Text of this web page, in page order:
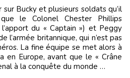
Bucky et plusieurs soldats qu’il
le Colonel Chester Phillips
du « Captain ») et Peggy
l’armée britannique, qui n’est pas
La fine équipe se met alors à
en Europe, avant que le « Crâne
à la conquête du monde …